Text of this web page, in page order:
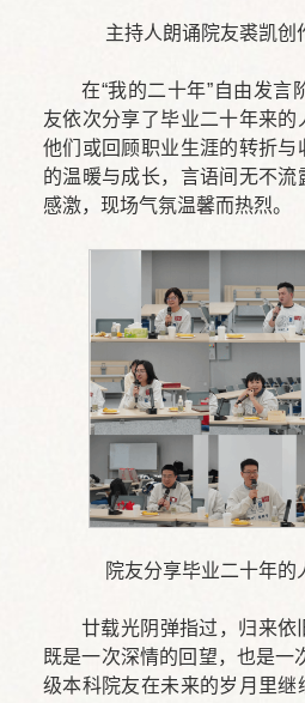
主持人朗诵院友裘凯创
在“我的二十年”自由发言
友依次分享了毕业二十年来的
他们或回顾职业生涯的转折
的温暖与成长，言语间无不流
感激，现场气氛温馨而热烈。
院友分享毕业二十年的
廿载光阴弹指过，归来依
既是一次深情的回望，也是一
级本科院友在未来的岁月里